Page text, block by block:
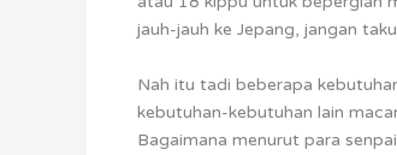
jauh-jauh ke Jepang, jangan
Nah itu tadi beberapa
kebutuhan-kebutuhan lain
Bagaimana menurut para